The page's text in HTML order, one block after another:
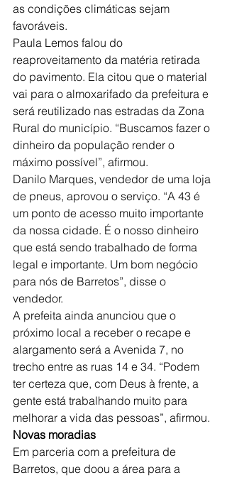
as condições climáticas sejam
favoráveis.
Paula Lemos falou do
reaproveitamento da matéria retirada
do pavimento. Ela citou que o material
vai para o almoxarifado da prefeitura e
será reutilizado nas estradas da Zona
Rural do município. “Buscamos fazer o
dinheiro da população render o
máximo possível”, afirmou.
Danilo Marques, vendedor de uma loja
de pneus, aprovou o serviço. “A 43 é
um ponto de acesso muito importante
da nossa cidade. É o nosso dinheiro
que está sendo trabalhado de forma
legal e importante. Um bom negócio
para nós de Barretos”, disse o
vendedor.
A prefeita ainda anunciou que o
próximo local a receber o recape e
alargamento será a Avenida 7, no
trecho entre as ruas 14 e 34. “Podem
ter certeza que, com Deus à frente, a
gente está trabalhando muito para
melhorar a vida das pessoas”, afirmou.
Novas moradias
Em parceria com a prefeitura de
Barretos, que doou a área para a